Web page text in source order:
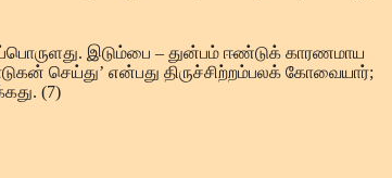
இடும்பை – துன்பம் ஈண்டுக் காரணமாய
செய்து’ என்பது திருச்சிற்றம்பலக் கோவையார்;
(7)